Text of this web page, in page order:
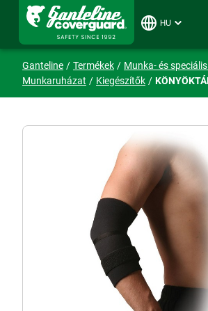
HU
Ganteline Termékek
Munka- és
Munkaruházat
Kiegészítők